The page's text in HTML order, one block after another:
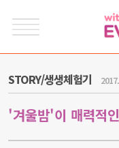
STORY/생생체험기
'겨울밤'이 매력적